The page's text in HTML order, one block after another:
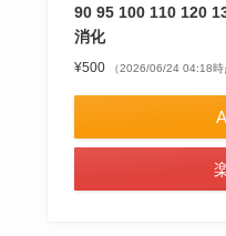
90 95 100 110 120
消化
¥500 （2026/06/24 04:18時